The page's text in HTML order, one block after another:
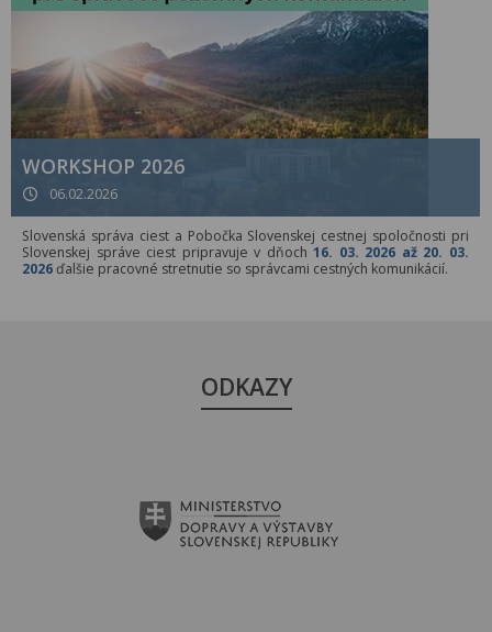
WORKSHOP 2026
06.02.2026
Slovenská správa ciest a Pobočka Slovenskej cestnej spoločnosti pri
Slovenskej správe ciest pripravuje v dňoch16. 03. 2026 až 20. 03.
2026ďalšie pracovné stretnutie so správcami cestných komunikácií.
ODKAZY